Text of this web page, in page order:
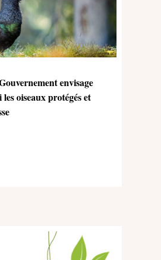
envisage
oiseaux protégés et